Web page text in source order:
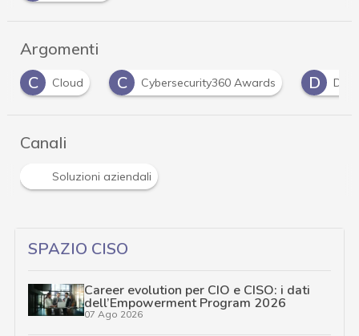
Argomenti
C
Cybersecurity360 Awards D Data Center
Canali
Soluzioni aziendali
SPAZIO CISO
Career evolution per CIO e CISO: i dati
dell’Empowerment Program 2026
07 Ago 2026